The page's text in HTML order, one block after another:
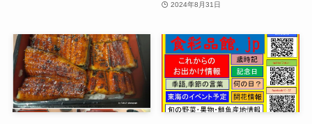
2024年8月31日